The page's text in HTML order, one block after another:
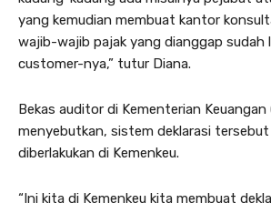
yang kemudian membuat kantor
wajib-wajib pajak yang dianggap sudah
customer-nya,” tutur Diana.
Bekas auditor di Kementerian Keuangan
menyebutkan, sistem deklarasi
diberlakukan di Kemenkeu.
“Ini kita di Kemenkeu kita membuat